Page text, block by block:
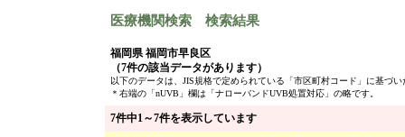
医療機関検索 検索結果
福岡県 福岡市早良区
（7件の該当データがあります）
以下のデータは、JIS規格で定められている「市区町村コード」に基づ
＊右端の「nUVB」欄は「ナローバンドUVB処置対応」の略です。
7件中1～7件を表示しています